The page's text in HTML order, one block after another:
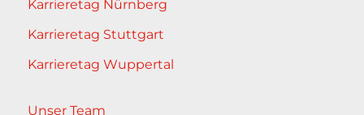
Karrieretag Nürnberg
Karrieretag Stuttgart
Karrieretag Wuppertal
Unser Team